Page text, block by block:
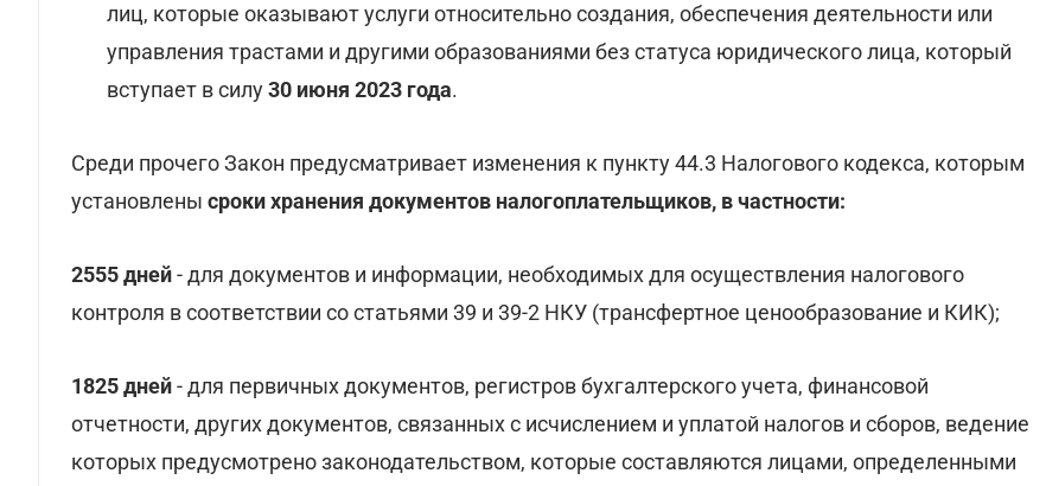
лиц, которые оказывают услуги относительно создания, обеспечения деятельности или
управления трастами и другими образованиями без статуса юридического лица, который
вступает в силу30 июня 2023 года.
Среди прочего Закон предусматривает изменения к пункту 44.3 Налогового кодекса, которым
установлены сроки хранения документов налогоплательщиков, в частности:
2555 дней- для документов и информации, необходимых для осуществления налогового
контроля в соответствии со статьями 39 и 39-2 НКУ (трансфертное ценообразование и КИК);
1825 дней- для первичных документов, регистров бухгалтерского учета, финансовой
отчетности, других документов, связанных с исчислением и уплатой налогов и сборов, ведение
которых предусмотрено законодательством, которые составляются лицами, определенными